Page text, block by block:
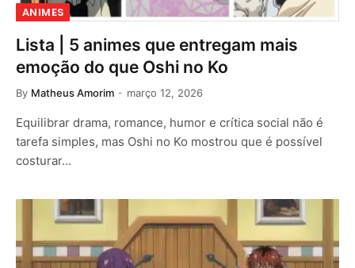
ANIMES
Lista | 5 animes que entregam mais
emoção do que Oshi no Ko
By Matheus Amorim março 12, 2026
Equilibrar drama, romance, humor e crítica social não é
tarefa simples, mas Oshi no Ko mostrou que é possível
costurar…